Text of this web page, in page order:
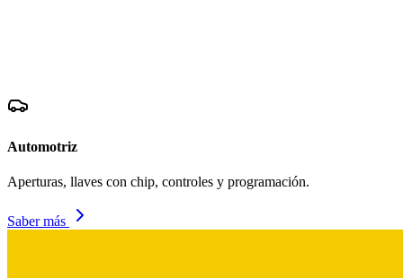
Automotriz
Aperturas, llaves con chip, controles y programación.
Saber más